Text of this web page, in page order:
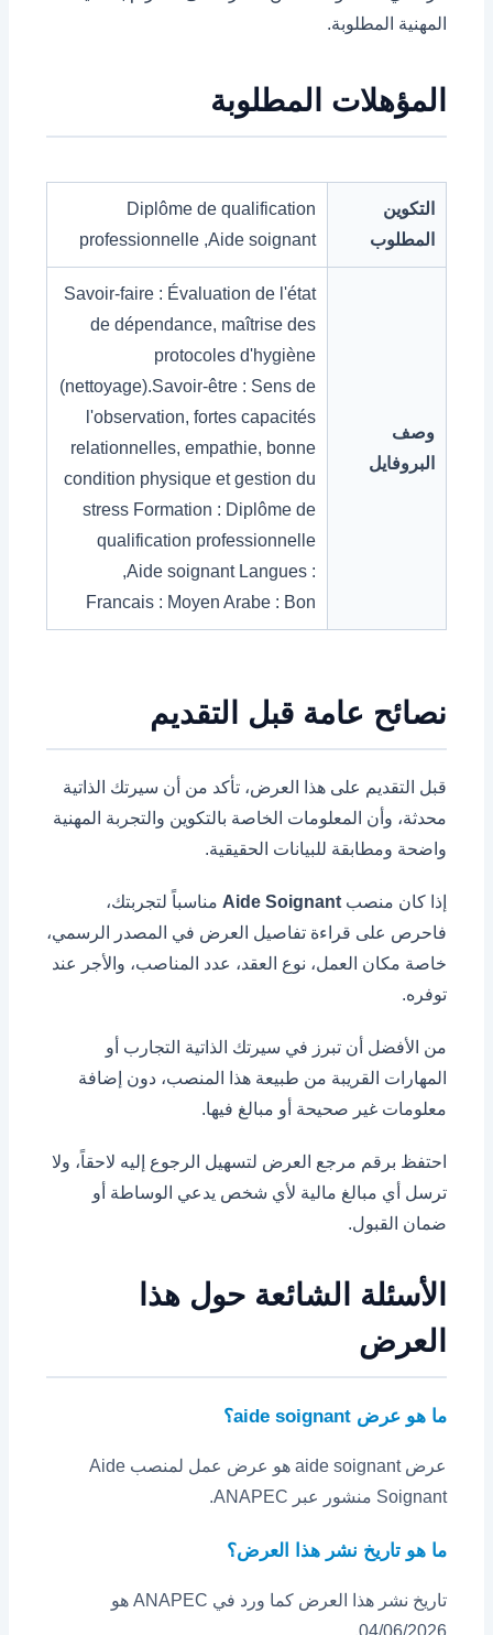
المهنية المطلوبة.
المؤهلات المطلوبة
التكوين
المطلوب
Diplôme de qualification
professionnelle ,Aide soignant
وصف
البروفايل
Savoir-faire : Évaluation de l'état
de dépendance, maîtrise des
protocoles d'hygiène
(nettoyage).Savoir-être : Sens de
l'observation, fortes capacités
relationnelles, empathie, bonne
condition physique et gestion du
stress Formation : Diplôme de
qualification professionnelle
,Aide soignant Langues :
Francais : Moyen Arabe : Bon
نصائح عامة قبل التقديم
قبل التقديم على هذا العرض، تأكد من أن سيرتك الذاتية
محدثة، وأن المعلومات الخاصة بالتكوين والتجربة المهنية
واضحة ومطابقة للبيانات الحقيقية.
إذا كان منصب Aide Soignant مناسباً لتجربتك،
فاحرص على قراءة تفاصيل العرض في المصدر الرسمي،
خاصة مكان العمل، نوع العقد، عدد المناصب، والأجر عند
توفره.
من الأفضل أن تبرز في سيرتك الذاتية التجارب أو
المهارات القريبة من طبيعة هذا المنصب، دون إضافة
معلومات غير صحيحة أو مبالغ فيها.
احتفظ برقم مرجع العرض لتسهيل الرجوع إليه لاحقاً، ولا
ترسل أي مبالغ مالية لأي شخص يدعي الوساطة أو
ضمان القبول.
الأسئلة الشائعة حول هذا
العرض
ما هو عرض aide soignant؟
عرض aide soignant هو عرض عمل لمنصب Aide
Soignant منشور عبر ANAPEC.
ما هو تاريخ نشر هذا العرض؟
تاريخ نشر هذا العرض كما ورد في ANAPEC هو
04/06/2026.